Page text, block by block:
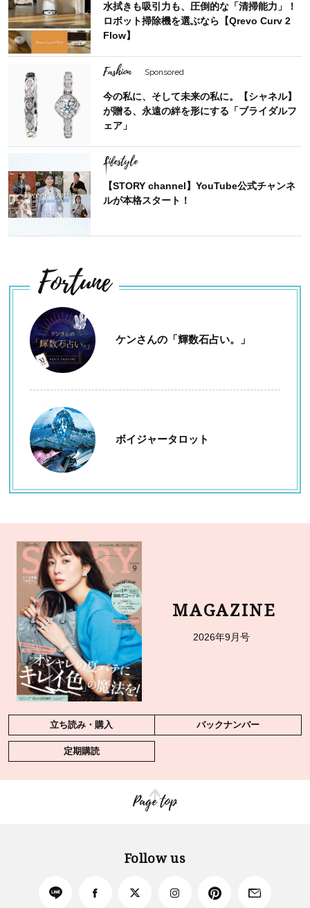
水拭きも吸引力も、圧倒的な「清掃能力」！
ロボット掃除機を選ぶなら【Qrevo Curv 2
Flow】
Fashion Sponsored
今の私に、そして未来の私に。【シャネル】
が贈る、永遠の絆を形にする「ブライダルフ
ェア」
Lifestyle
【STORY channel】YouTube公式チャンネ
ルが本格スタート！
Fortune
ケンさんの「輝数石占い。」
ボイジャータロット
MAGAZINE
2026年9月号
立ち読み・購入 バックナンバー
定期購読
Page top
Follow us